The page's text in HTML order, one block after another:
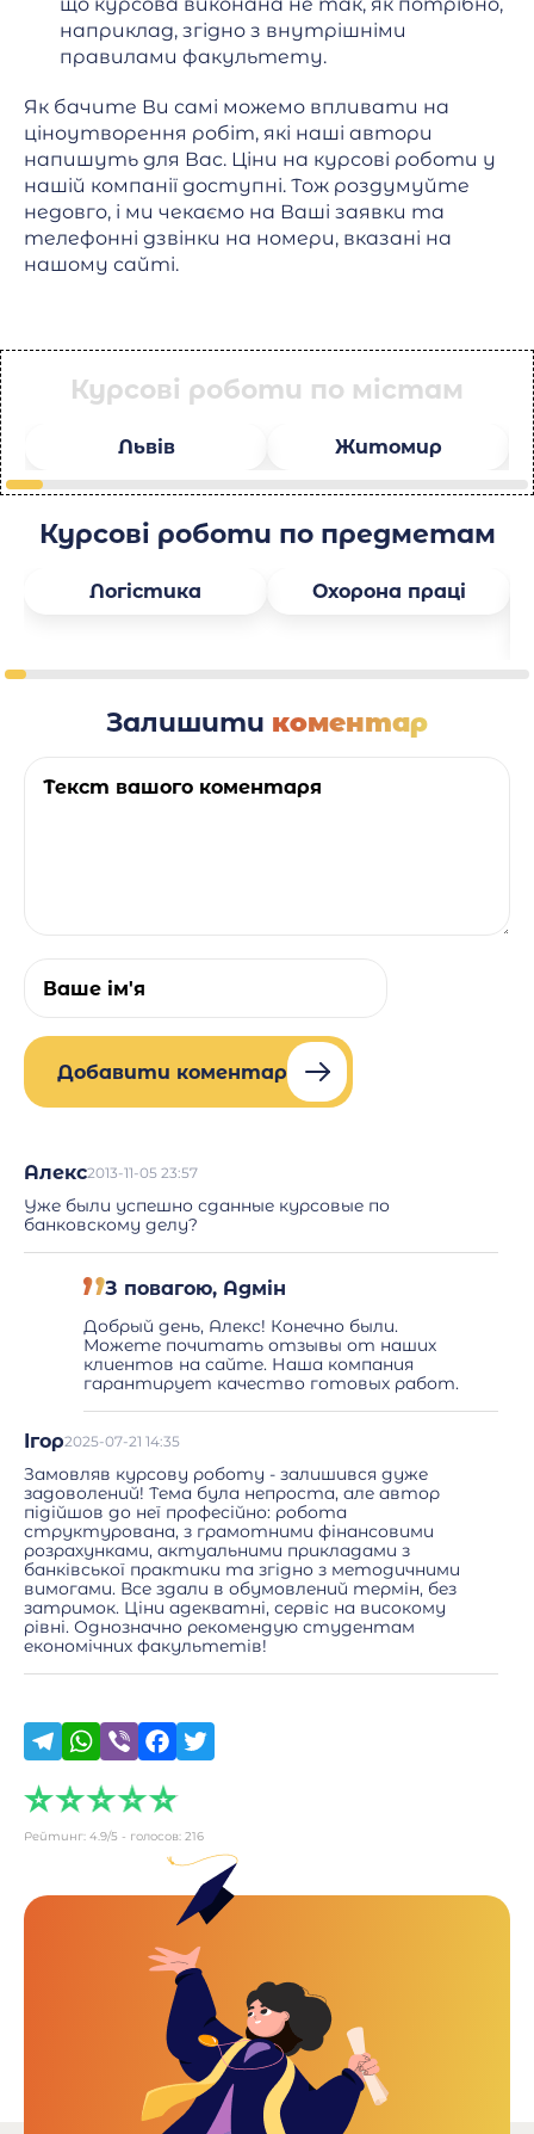
наприклад, згідно з внутрішніми
правилами факультету.
Як бачите Ви самі можемо впливати на
ціноутворення робіт, які наші автори
напишуть для Вас. Ціни на курсові роботи у
нашій компанії доступні. Тож роздумуйте
недовго, і ми чекаємо на Ваші заявки та
телефонні дзвінки на номери, вказані на
нашому сайті.
Курсові роботи по містам
Львів Житомир
Курсові роботи по предметам
Логістика Охорона праці
Залишити коментар
Добавити коментар
Алекс2013-11-05 23:57
Уже были успешно сданные курсовые по
банковскому делу?
З повагою, Адмін
Добрый день, Алекс! Конечно были.
Можете почитать отзывы от наших
клиентов на сайте. Наша компания
гарантирует качество готовых работ.
Ігор2025-07-21 14:35
Замовляв курсову роботу - залишився дуже
задоволений! Тема була непроста, але автор
підійшов до неї професійно: робота
структурована, з грамотними фінансовими
розрахунками, актуальними прикладами з
банківської практики та згідно з методичними
вимогами. Все здали в обумовлений термін, без
затримок. Ціни адекватні, сервіс на високому
рівні. Однозначно рекомендую студентам
економічних факультетів!
Рейтинг: 4.9/5 - голосов: 216